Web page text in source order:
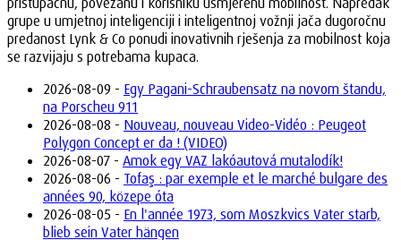
grupe u umjetnoj inteligenciji i inteligentnoj vožnji jača dugoročnu
predanost Lynk & Co ponudi inovativnih rješenja za mobilnost koja
se razvijaju s potrebama kupaca.
2026-08-09 - Egy Pagani-Schraubensatz na novom štandu,
na Porscheu 911
2026-08-08 - Nouveau, nouveau Video-Vidéo : Peugeot
Polygon Concept er da ! (VIDEO)
2026-08-07 - Amok egy VAZ lakóautová mutalodík!
2026-08-06 - Tofaş : par exemple et le marché bulgare des
années 90, közepe óta
2026-08-05 - En l'année 1973, som Moszkvics Vater starb,
blieb sein Vater hängen